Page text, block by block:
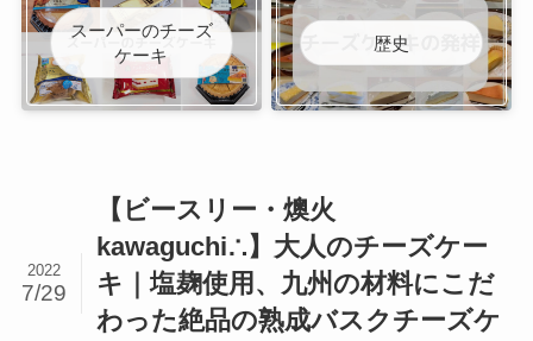
スーパーのチーズ
ケーキ
歴史
【ビースリー・燠火
kawaguchi∴】大人のチーズケー
キ｜塩麹使用、九州の材料にこだ
わった絶品の熟成バスクチーズケ
2022
7/29